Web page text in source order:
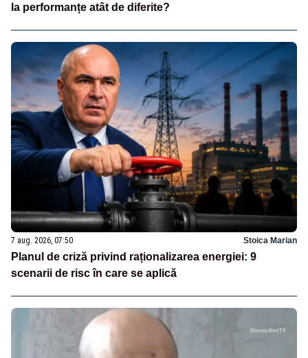
la performanțe atât de diferite?
7 aug. 2026, 07:50 Stoica Marian
Planul de criză privind raționalizarea energiei: 9
scenarii de risc în care se aplică